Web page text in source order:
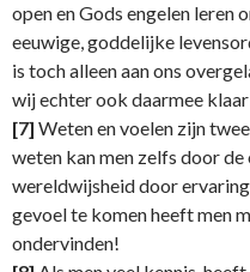
open en Gods engelen leren
eeuwige, goddelijke
is toch alleen aan ons
wij echter ook daarmee
[7] Weten en voelen zijn
weten kan men zelfs door
wereldwijsheid door
gevoel te komen heeft men
ondervinden!